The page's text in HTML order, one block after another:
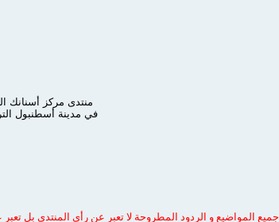
في مدينة أسطنبول
جميع المواضيع و الردود المطروحة لا تعبر عن رأي المنتدى بل تعبر